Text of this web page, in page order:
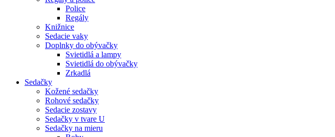
Police
Regály
Knižnice
Sedacie vaky
Doplnky do obývačky
Svietidlá a lampy
Svietidlá do obývačky
Zrkadlá
Sedačky
Kožené sedačky
Rohové sedačky
Sedacie zostavy
Sedačky v tvare U
Sedačky na mieru